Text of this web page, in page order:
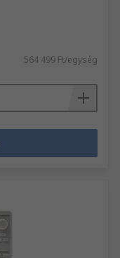
564 499 Ft/egység